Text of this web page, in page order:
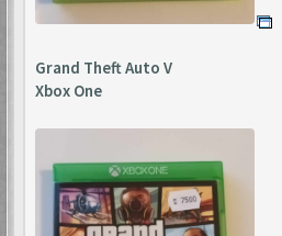
Grand Theft Auto V
Xbox One